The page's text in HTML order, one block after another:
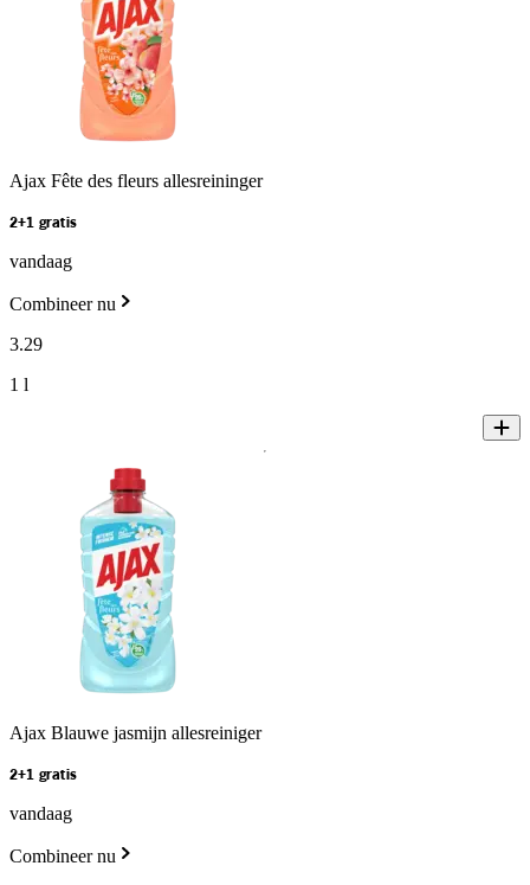
Ajax Fête des fleurs allesreininger
2+1 gratis
vandaag
Combineer nu
3.29
1 l
Ajax Blauwe jasmijn allesreiniger
2+1 gratis
vandaag
Combineer nu